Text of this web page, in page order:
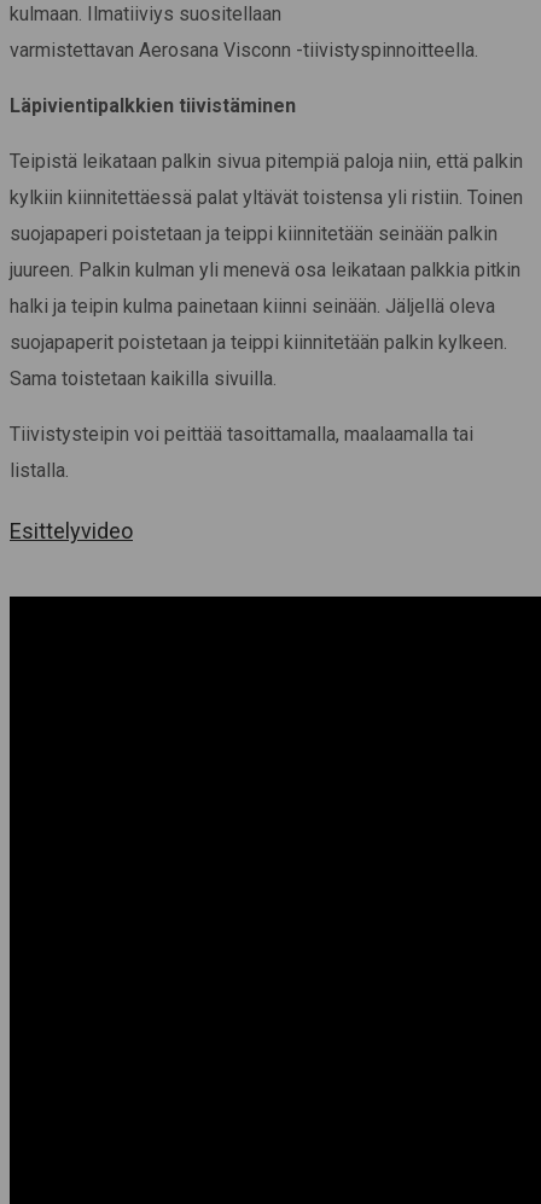
kulmaan. Ilmatiiviys suositellaan
varmistettavan Aerosana Visconn -tiivistyspinnoitteella.
Läpivientipalkkien tiivistäminen
Teipistä leikataan palkin sivua pitempiä paloja niin, että palkin
kylkiin kiinnitettäessä palat yltävät toistensa yli ristiin. Toinen
suojapaperi poistetaan ja teippi kiinnitetään seinään palkin
juureen. Palkin kulman yli menevä osa leikataan palkkia pitkin
halki ja teipin kulma painetaan kiinni seinään. Jäljellä oleva
suojapaperit poistetaan ja teippi kiinnitetään palkin kylkeen.
Sama toistetaan kaikilla sivuilla.
Tiivistysteipin voi peittää tasoittamalla, maalaamalla tai
listalla.
Esittelyvideo